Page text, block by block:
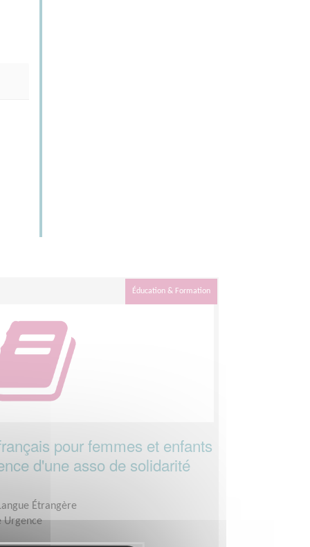
Éducation & Formation
pour femmes et enfants
d'une asso de solidarité
Étrangère
Urgence